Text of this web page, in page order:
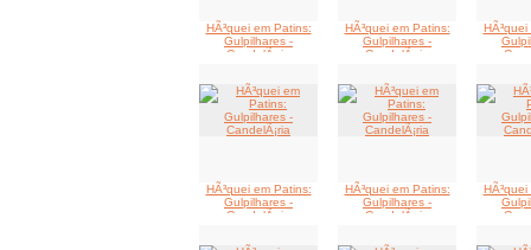
HÃ³quei em Patins:
Gulpilhares -
CandelÃ¡ria
HÃ³quei em Patins:
Gulpilhares -
CandelÃ¡ria
HÃ³quei em Patins:
Gulpilhares -
CandelÃ¡ria
HÃ³quei em Patins:
Gulpilhares -
CandelÃ¡ria